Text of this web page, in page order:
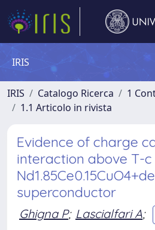
IRIS
IRIS Catalogo Ricerca
1
1.1 Articolo in rivista
Evidence of charge
interaction above T-c
superconductor
Ghigna P; Lascialfari A;